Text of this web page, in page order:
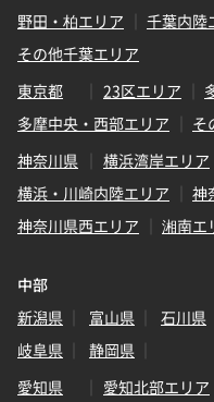
野田・柏エリア
千葉内陸
その他千葉エリア
東京都
23区エリア
多摩中央・西部エリア
そ
神奈川県
横浜湾岸エリア
横浜・川崎内陸エリア
神
神奈川県西エリア
湘南エ
中部
新潟県
富山県 石川県
岐阜県
静岡県
愛知県
愛知北部エリア